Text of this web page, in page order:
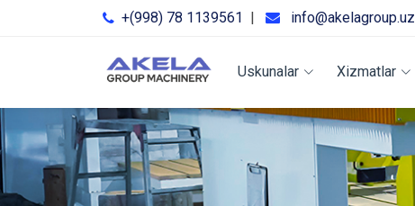
+(998) 78 1139561 | info@akelagroup.uz
Uskunalar Xizmatlar